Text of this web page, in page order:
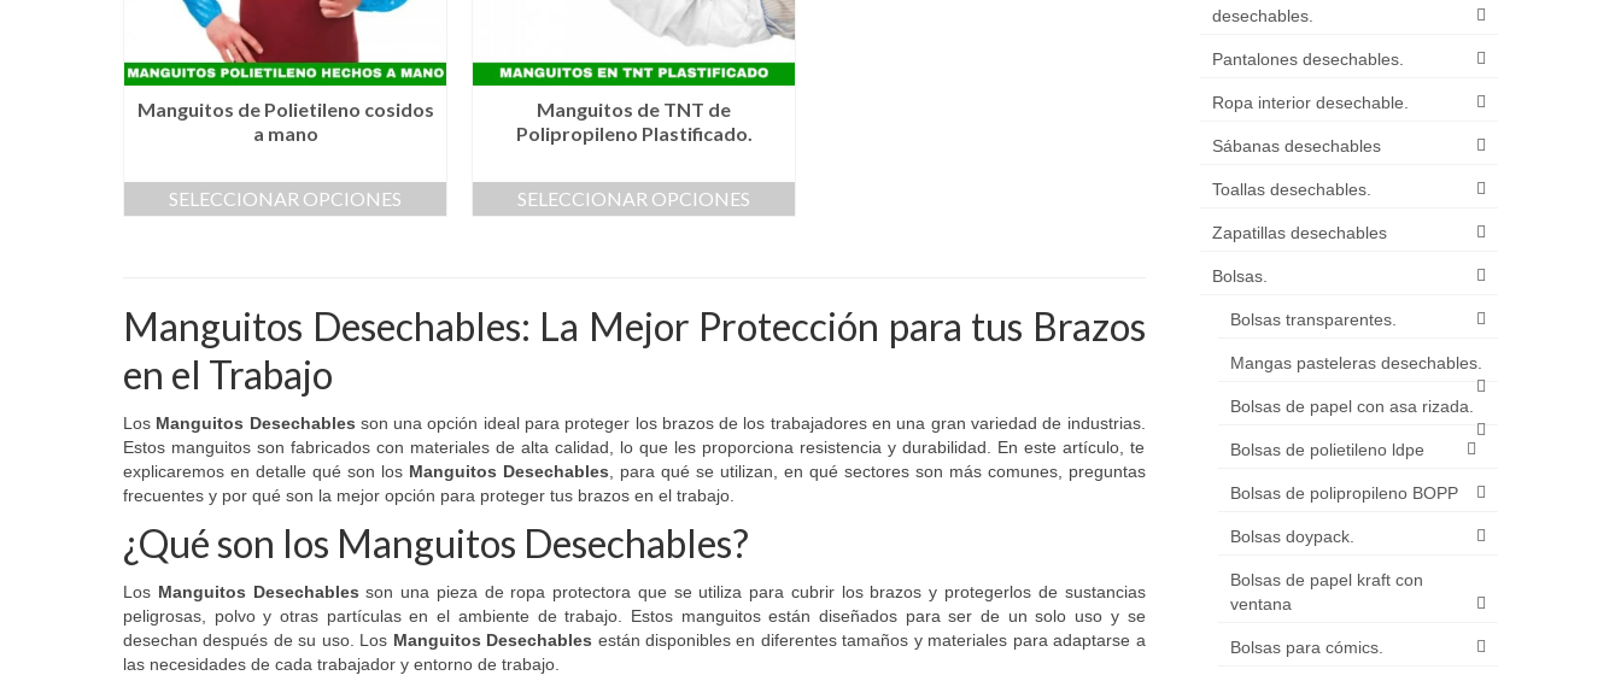
de
producto
página
de
producto
Manguitos de Polietileno cosidos
a mano
SELECCIONAR OPCIONES
variantes.
opciones
se
pueden
elegir
en
la
de
Manguitos de TNT de
Polipropileno Plastificado.
SELECCIONAR OPCIONES
variantes.
Las
pueden
elegir
en
la
de
Manguitos Desechables: La Mejor Protección para tus Brazos
en el Trabajo
Los Manguitos Desechables son una opción ideal para proteger los brazos de los trabajadores en una gran variedad de industrias.
Estos manguitos son fabricados con materiales de alta calidad, lo que les proporciona resistencia y durabilidad. En este artículo, te
explicaremos en detalle qué son los Manguitos Desechables, para qué se utilizan, en qué sectores son más comunes, preguntas
frecuentes y por qué son la mejor opción para proteger tus brazos en el trabajo.
¿Qué son los Manguitos Desechables?
Los Manguitos Desechables son una pieza de ropa protectora que se utiliza para cubrir los brazos y protegerlos de sustancias
peligrosas, polvo y otras partículas en el ambiente de trabajo. Estos manguitos están diseñados para ser de un solo uso y se
desechan después de su uso. Los Manguitos Desechables están disponibles en diferentes tamaños y materiales para adaptarse a
las necesidades de cada trabajador y entorno de trabajo.
desechables.
Pantalones desechables.
Ropa interior desechable.
Sábanas desechables
Toallas desechables.
Zapatillas desechables
Bolsas.
Bolsas transparentes.
Mangas pasteleras desechables.
Bolsas de papel con asa rizada.
Bolsas de polietileno ldpe
Bolsas de polipropileno BOPP
Bolsas doypack.
Bolsas de papel kraft con
ventana
Bolsas para cómics.